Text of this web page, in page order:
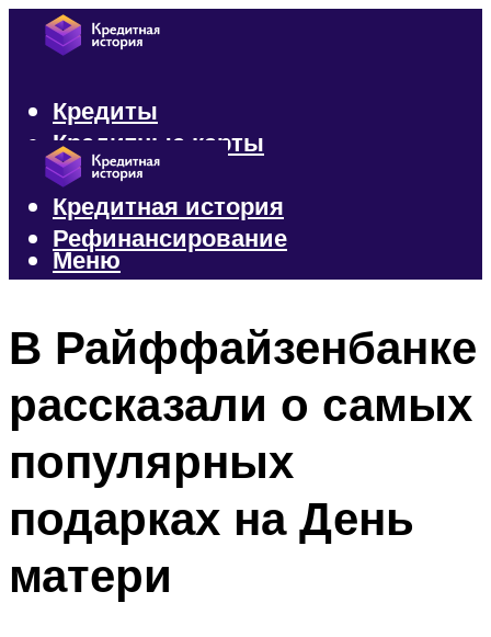
Кредиты
Кредитные карты
Микрозаймы
Кредитная история
Рефинансирование
Меню
В Райффайзенбанке
рассказали о самых
популярных
подарках на День
матери